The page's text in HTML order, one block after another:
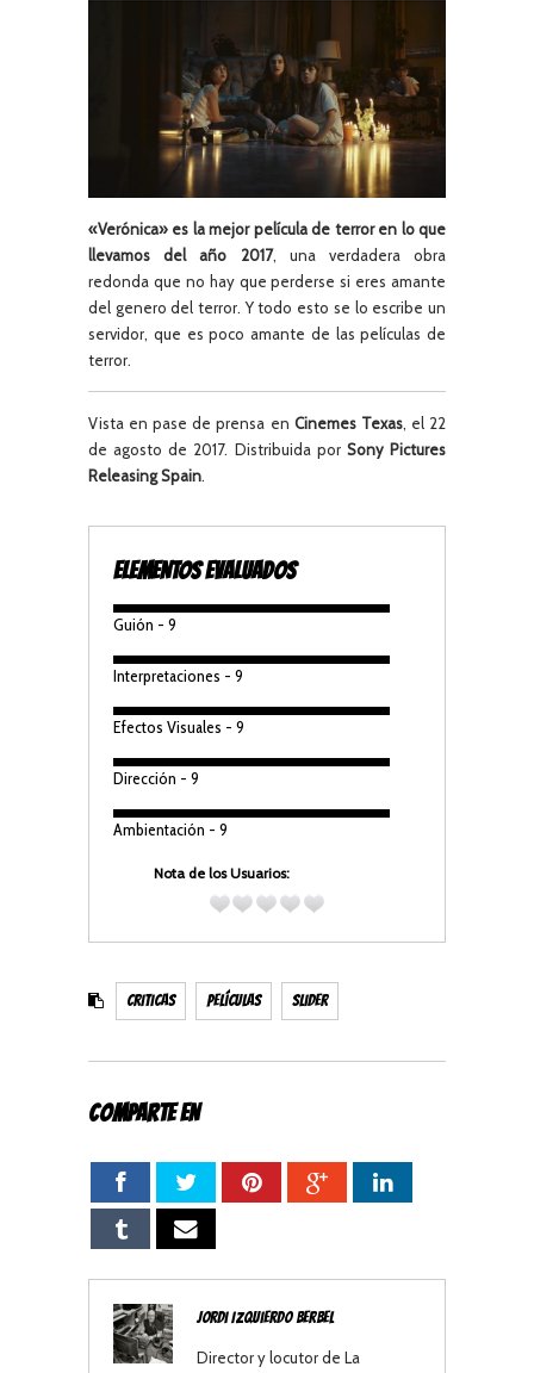
«Verónica» es la mejor película de terror en lo que
llevamos del año 2017, una verdadera obra
redonda que no hay que perderse si eres amante
del genero del terror. Y todo esto se lo escribe un
servidor, que es poco amante de las películas de
terror.
Vista en pase de prensa en Cinemes Texas, el 22
de agosto de 2017. Distribuida por Sony Pictures
Releasing Spain.
ELEMENTOS EVALUADOS
Guión - 9
Interpretaciones - 9
Efectos Visuales - 9
Dirección - 9
Ambientación - 9
Nota de los Usuarios:
Criticas Películas Slider
COMPARTE EN
Jordi Izquierdo Berbel
Director y locutor de La